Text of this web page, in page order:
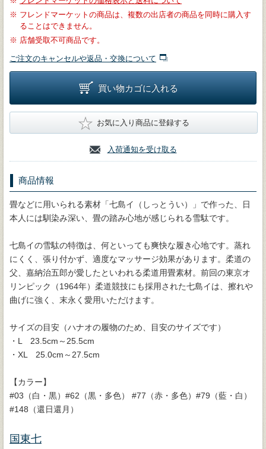
※ フレンドマーケットの商品は、複数の出店者の商品を同時に購入す
ることはできません。
※ 店舗受取不可商品です。
ご注文のキャンセルや返品・交換について
買い物カゴに入れる
★ お気に入り商品に登録する
入荷通知を受け取る
商品情報
畳などに用いられる素材「七島イ（しっとうい）」で作った、日
本人には馴染み深い、畳の踏み心地が感じられる雪駄です。
七島イの雪駄の特徴は、何といっても爽快な履き心地です。蒸れ
にくく、張り付かず、適度なマッサージ効果があります。柔道の
父、嘉納治五郎が愛したといわれる柔道用畳素材。前回の東京オ
リンピック（1964年）柔道競技にも採用された七島イは、擦れや
曲げに強く、末永く愛用いただけます。
サイズの目安（ハナオの履物のため、目安のサイズです）
・L 23.5cm～25.5cm
・XL 25.0cm～27.5cm
【カラー】
#03（白・黒）#62（黒・多色） #77（赤・多色）#79（藍・白）
#148（還日還月）
国東七